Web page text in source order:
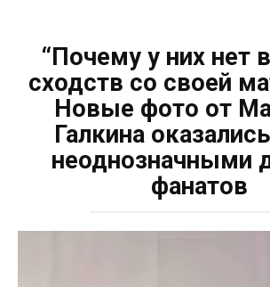
“Почему у них нет
сходств со своей
Новые фото от
Галкина
неоднозначными
фанатов